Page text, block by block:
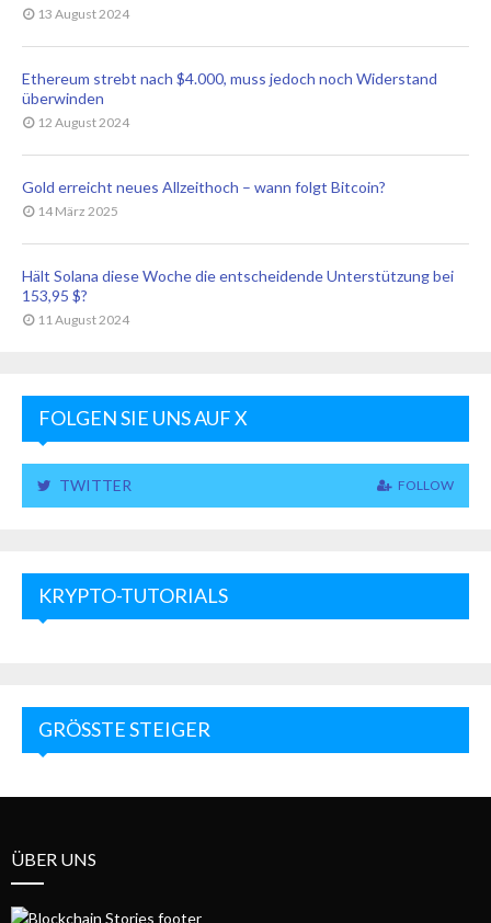
13 August 2024
Ethereum strebt nach $4.000, muss jedoch noch Widerstand
überwinden
12 August 2024
Gold erreicht neues Allzeithoch – wann folgt Bitcoin?
14 März 2025
Hält Solana diese Woche die entscheidende Unterstützung bei
153,95 $?
11 August 2024
FOLGEN SIE UNS AUF X
TWITTER FOLLOW
KRYPTO-TUTORIALS
GRÖSSTE STEIGER
ÜBER UNS